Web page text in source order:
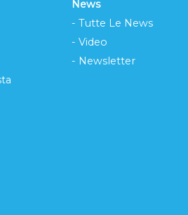
News
- Tutte Le News
- Video
- Newsletter